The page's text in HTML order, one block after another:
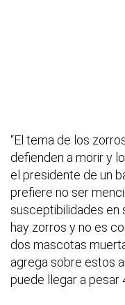
“El tema de los
defienden a morir y
el presidente de un
prefiere no ser
susceptibilidades en
hay zorros y no es
dos mascotas
agrega sobre estos
puede llegar a pesar